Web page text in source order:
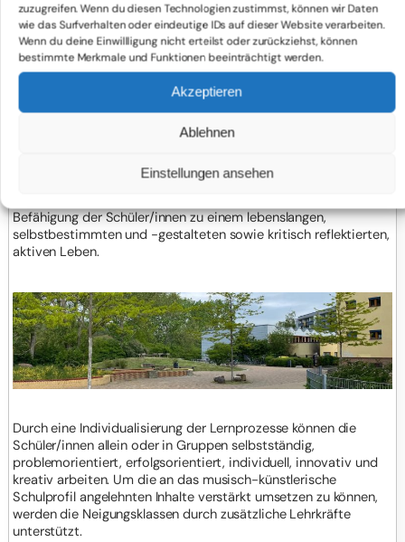
zuzugreifen. Wenn du diesen Technologien zustimmst, können wir Daten
wie das Surfverhalten oder eindeutige IDs auf dieser Website verarbeiten.
Wenn du deine Einwillligung nicht erteilst oder zurückziehst, können
bestimmte Merkmale und Funktionen beeinträchtigt werden.
Akzeptieren
Ablehnen
Einstellungen ansehen
Sportunterricht an der Caspar-David-
Friedrich Schule
Der Schulsport an der Caspar-David-Friedrich-Schule verfolgt
auf der Basis der Leitidee des Doppelauftrags des Schulsports
eine ganzheitliche Vermittlung von und Erziehung zu
Kompetenzen, die ein reflektiertes und lebenslanges,
Förderung der im Rahmenplan geforderten Kompetenzen
(Bewegen und Handeln, Reflektieren und Urteilen, Interagieren,
Befähigung der Schüler/innen zu einem lebenslangen,
selbstbestimmten und -gestalteten sowie kritisch reflektierten,
aktiven Leben.
Durch eine Individualisierung der Lernprozesse können die
Schüler/innen allein oder in Gruppen selbstständig,
problemorientiert, erfolgsorientiert, individuell, innovativ und
kreativ arbeiten. Um die an das musisch-künstlerische
Schulprofil angelehnten Inhalte verstärkt umsetzen zu können,
werden die Neigungsklassen durch zusätzliche Lehrkräfte
unterstützt.